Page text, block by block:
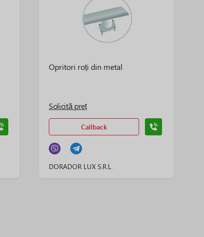
Opritori roți din metal
Solicită preț
Callback
DORADOR LUX S.R.L.